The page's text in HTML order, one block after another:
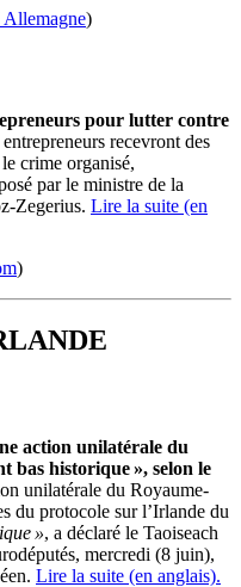
)
pour lutter contre
recevront des
crime organisé,
par le ministre de la
Zegerius. Lire la suite (en
)
action unilatérale du
bas historique », selon le
unilatérale du Royaume-
du protocole sur l’Irlande du
», a déclaré le Taoiseach
mercredi (8 juin),
Lire la suite (en anglais).